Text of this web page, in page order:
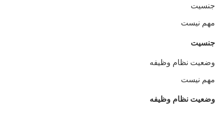
جنسیت
مهم نیست
جنسیت
وضعیت نظام وظیفه
مهم‌ نیست
وضعیت نظام وظیفه